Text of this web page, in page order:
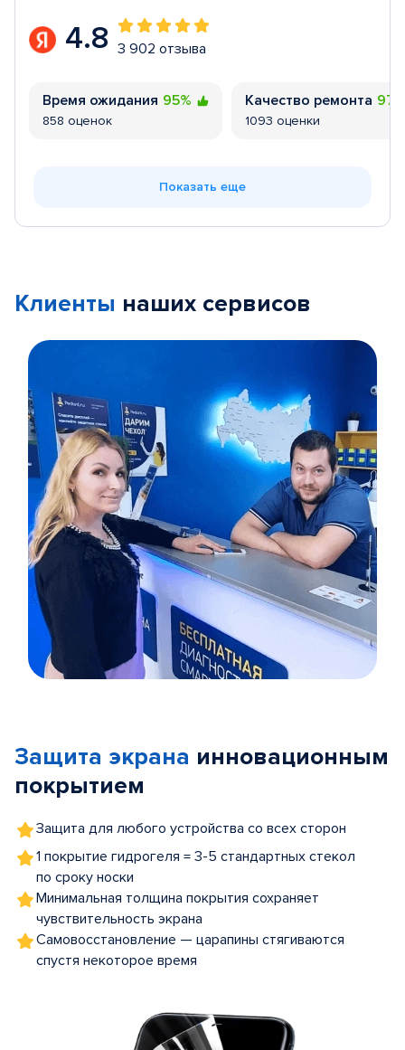
4.8 3 902 отзыва
Время ожидания 95%
858 оценок
Качество ремонта
1093 оценки
Показать еще
Клиенты наших сервисов
5
Защита экрана инновационным
покрытием
Защита для любого устройства со всех сторон
1 покрытие гидрогеля = 3-5 стандартных стекол
по сроку носки
Минимальная толщина покрытия сохраняет
чувствительность экрана
Самовосстановление — царапины стягиваются
спустя некоторое время